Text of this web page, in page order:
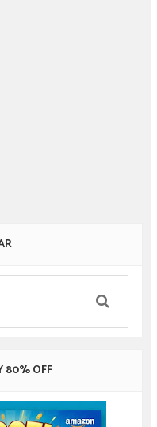
80% OFF